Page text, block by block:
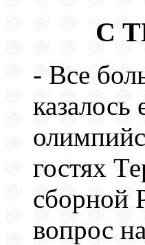
С
- Все
гостях
сборной
вопрос